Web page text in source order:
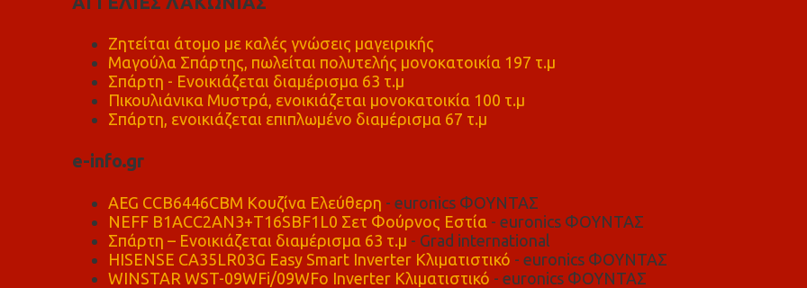
Ζητείται άτομο με καλές γνώσεις μαγειρικής
Μαγούλα Σπάρτης, πωλείται πολυτελής μονοκατοικία 197 τ.μ
Σπάρτη - Ενοικιάζεται διαμέρισμα 63 τ.μ
Πικουλιάνικα Μυστρά, ενοικιάζεται μονοκατοικία 100 τ.μ
Σπάρτη, ενοικιάζεται επιπλωμένο διαμέρισμα 67 τ.μ
e-info.gr
AEG CCB6446CBM Κουζίνα Ελεύθερη - euronics ΦΟΥΝΤΑΣ
NEFF B1ACC2AN3+T16SBF1L0 Σετ Φούρνος Εστία - euronics ΦΟΥΝΤΑΣ
Σπάρτη – Ενοικιάζεται διαμέρισμα 63 τ.μ - Grad international
HISENSE CA35LR03G Easy Smart Inverter Κλιματιστικό - euronics ΦΟΥΝΤΑΣ
WINSTAR WST-09WFi/09WFo Inverter Κλιματιστικό - euronics ΦΟΥΝΤΑΣ